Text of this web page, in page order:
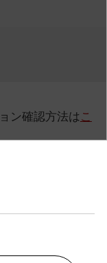
ン確認方法は こ